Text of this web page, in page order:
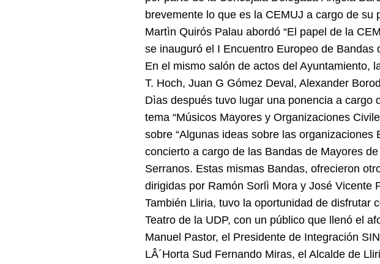
brevemente lo que es la CEMUJ a cargo de
Martìn Quirós Palau abordó “El papel de la
se inauguró el I Encuentro Europeo de Bandas
En el mismo salón de actos del Ayuntamiento,
T. Hoch, Juan G Gómez Deval, Alexander
Dìas después tuvo lugar una ponencia a cargo
tema “Músicos Mayores y Organizaciones
sobre “Algunas ideas sobre las
concierto a cargo de las Bandas de Mayores
Serranos. Estas mismas Bandas, ofrecieron
dirigidas por Ramón Sorlì Mora y José Vicente
También Lliria, tuvo la oportunidad de disfrutar
Teatro de la UDP, con un público que llenó el
Manuel Pastor, el Presidente de Integración
LÂ´Horta Sud Fernando Miras, el Alcalde de